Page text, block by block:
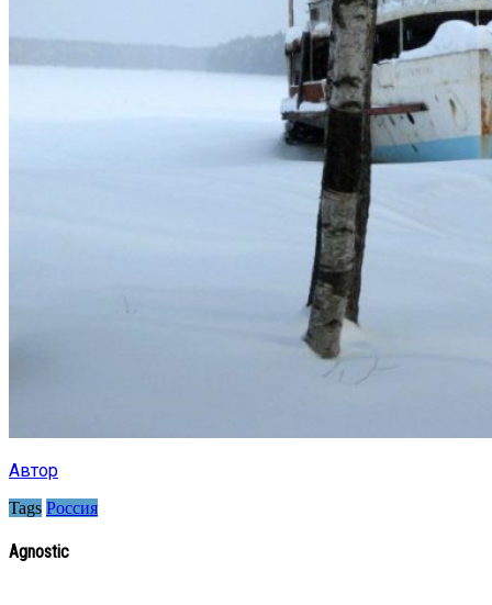
Автор
Tags Россия
Agnostic